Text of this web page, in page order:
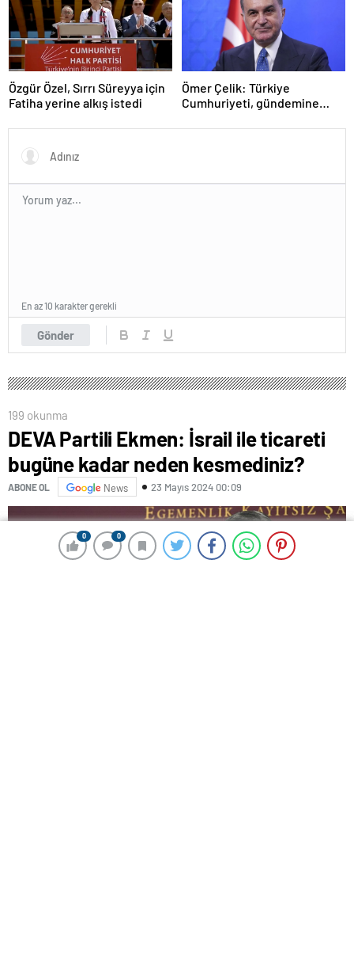
0 0
Özgür Özel, Sırrı Süreyya için
Fatiha yerine alkış istedi
Ömer Çelik: Türkiye
Cumhuriyeti, gündemine
Gönder
En az 10 karakter gerekli
199 okunma
DEVA Partili Ekmen: İsrail ile ticareti
bugüne kadar neden kesmediniz?
ABONE OL News 23 Mayıs 2024 00:09
0 0